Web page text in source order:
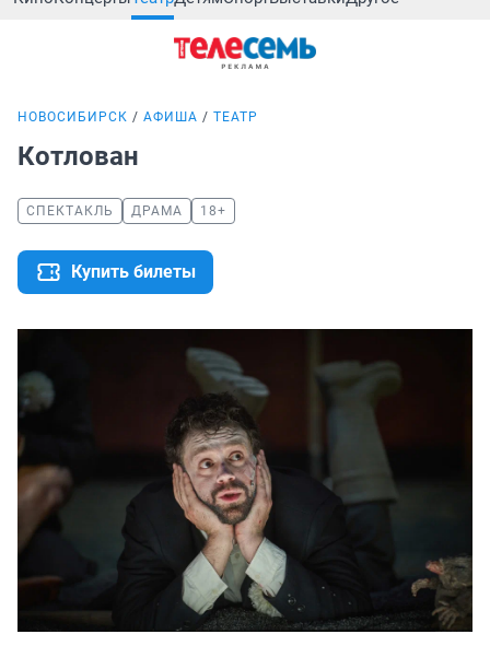
НОВОСИБИРСК АФИША ТЕАТР
Котлован
СПЕКТАКЛЬ ДРАМА 18+
Купить билеты